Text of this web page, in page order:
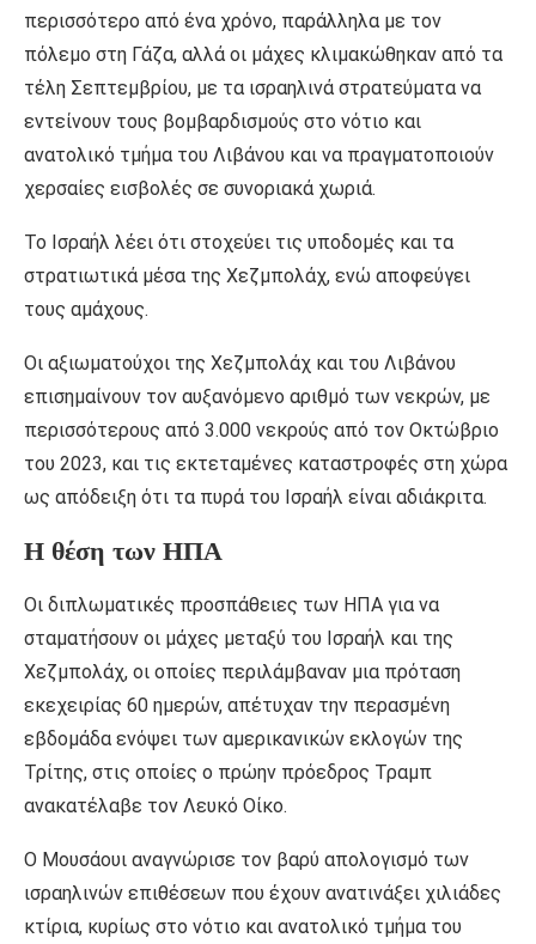
περισσότερο από ένα χρόνο, παράλληλα με τον
πόλεμο στη Γάζα, αλλά οι μάχες κλιμακώθηκαν από τα
τέλη Σεπτεμβρίου, με τα ισραηλινά στρατεύματα να
εντείνουν τους βομβαρδισμούς στο νότιο και
ανατολικό τμήμα του Λιβάνου και να πραγματοποιούν
χερσαίες εισβολές σε συνοριακά χωριά.
Το Ισραήλ λέει ότι στοχεύει τις υποδομές και τα
στρατιωτικά μέσα της Χεζμπολάχ, ενώ αποφεύγει
τους αμάχους.
Οι αξιωματούχοι της Χεζμπολάχ και του Λιβάνου
επισημαίνουν τον αυξανόμενο αριθμό των νεκρών, με
περισσότερους από 3.000 νεκρούς από τον Οκτώβριο
του 2023, και τις εκτεταμένες καταστροφές στη χώρα
ως απόδειξη ότι τα πυρά του Ισραήλ είναι αδιάκριτα.
Η θέση των ΗΠΑ
Οι διπλωματικές προσπάθειες των ΗΠΑ για να
σταματήσουν οι μάχες μεταξύ του Ισραήλ και της
Χεζμπολάχ, οι οποίες περιλάμβαναν μια πρόταση
εκεχειρίας 60 ημερών, απέτυχαν την περασμένη
εβδομάδα ενόψει των αμερικανικών εκλογών της
Τρίτης, στις οποίες ο πρώην πρόεδρος Τραμπ
ανακατέλαβε τον Λευκό Οίκο.
Ο Μουσάουι αναγνώρισε τον βαρύ απολογισμό των
ισραηλινών επιθέσεων που έχουν ανατινάξει χιλιάδες
κτίρια, κυρίως στο νότιο και ανατολικό τμήμα του